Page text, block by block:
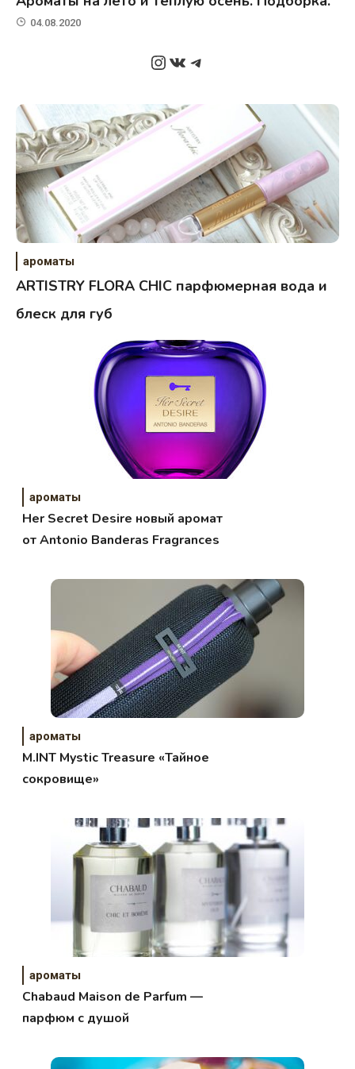
04.08.2020
Instagram
ВКонтакте
Telegram
ароматы
ARTISTRY FLORA CHIC парфюмерная вода и
блеск для губ
ароматы
Her Secret Desire новый аромат
от Antonio Banderas Fragrances
ароматы
M.INT Mystic Treasure «Тайное
сокровище»
ароматы
Chabaud Maison de Parfum —
парфюм с душой